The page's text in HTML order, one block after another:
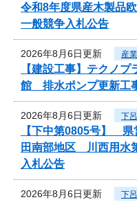
令和8年度県産木製品
一般競争入札公告
2026年8月6日更新 産
【建設工事】テクノ
館 排水ポンプ更新工
2026年8月6日更新 下
【下中第0805号】
田南部地区 川西用水
入札公告
2026年8月6日更新 下